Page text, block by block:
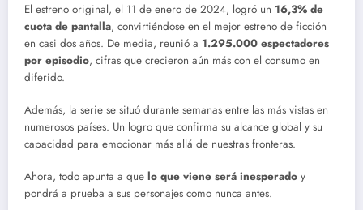
El estreno original, el 11 de enero de 2024, logró un 16,3% de
cuota de pantalla, convirtiéndose en el mejor estreno de ficción
en casi dos años. De media, reunió a 1.295.000 espectadores
por episodio, cifras que crecieron aún más con el consumo en
diferido.
Además, la serie se situó durante semanas entre las más vistas en
numerosos países. Un logro que confirma su alcance global y su
capacidad para emocionar más allá de nuestras fronteras.
Ahora, todo apunta a que lo que viene será inesperado y
pondrá a prueba a sus personajes como nunca antes.